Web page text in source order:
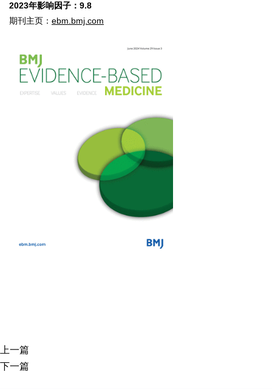
2023年影响因子：9.8
期刊主页： ebm.bmj.com
上一篇
下一篇